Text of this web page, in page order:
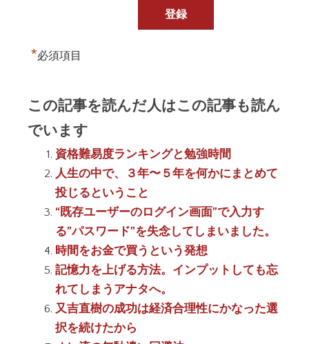
*必須項目
この記事を読んだ人はこの記事も読ん
でいます
資格難易度ランキングと勉強時間
人生の中で、３年〜５年を何かにまとめて
投じるということ
“既存ユーザーのログイン画面”で入力す
る”パスワード”を失念してしまいました。
時間をお金で買うという発想
記憶力を上げる方法。インプットしても忘
れてしまうアナタへ。
又吉直樹の成功は経済合理性にかなった選
択を続けたから